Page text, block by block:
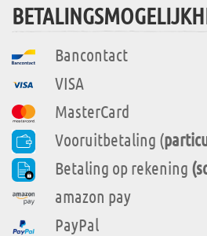
Bancontact
VISA
MasterCard
Vooruitbetaling (
Betaling op rekening
amazon pay
PayPal